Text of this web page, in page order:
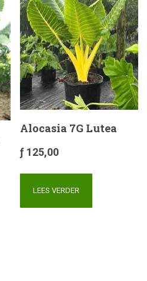
Alocasia 7G Lutea
ƒ 125,00
LEES VERDER